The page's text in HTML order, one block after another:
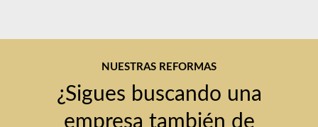
NUESTRAS REFORMAS
¿Sigues buscando una
empresa también de